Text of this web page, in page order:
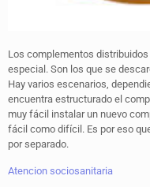
Los complementos
especial. Son los que se
Hay varios escenarios,
encuentra estructurado el
muy fácil instalar un nuevo
fácil como difícil. Es por eso
por separado.
Atencion sociosanitaria